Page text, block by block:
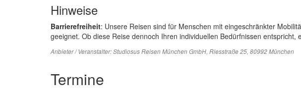
Hinweise
Barrierefreiheit: Unsere Reisen sind für Menschen mit eingeschränkter
geeignet. Ob diese Reise dennoch Ihren individuellen Bedürfnissen entspricht,
Anbieter / Veranstalter:Studiosus Reisen München GmbH, Riesstraße 25, 80992 München
Termine